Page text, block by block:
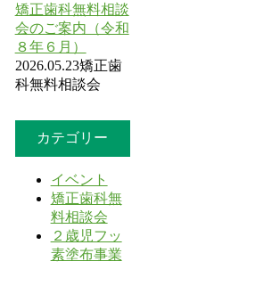
矯正歯科無料相談
会のご案内（令和
８年６月）
2026.05.23矯正歯
科無料相談会
カテゴリー
イベント
矯正歯科無
料相談会
２歳児フッ
素塗布事業